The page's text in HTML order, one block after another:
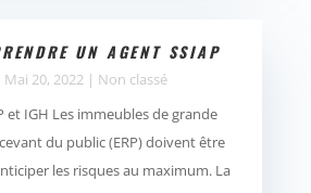
UN AGENT SSIAP
Mai 20, 2022 | Non classé
et IGH Les immeubles de grande
du public (ERP) doivent être
les risques au maximum. La